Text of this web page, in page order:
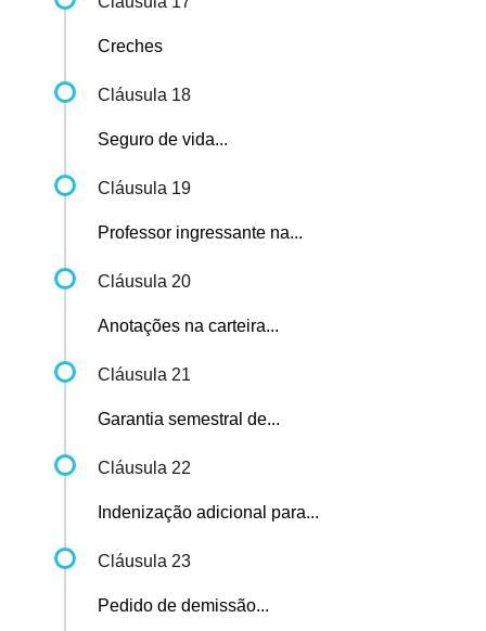
Creches
Cláusula 18
Seguro de vida...
Cláusula 19
Professor ingressante na...
Cláusula 20
Anotações na carteira...
Cláusula 21
Garantia semestral de...
Cláusula 22
Indenização adicional para...
Cláusula 23
Pedido de demissão...